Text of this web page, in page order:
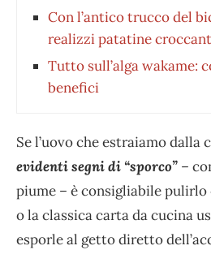
Con l’antico trucco del
realizzi patatine
Tutto sull’alga wakame:
benefici
Se l’uovo che estraiamo dalla
evidenti segni di “sporco” –
piume – è consigliabile
o la classica carta da cucina
esporle al getto diretto